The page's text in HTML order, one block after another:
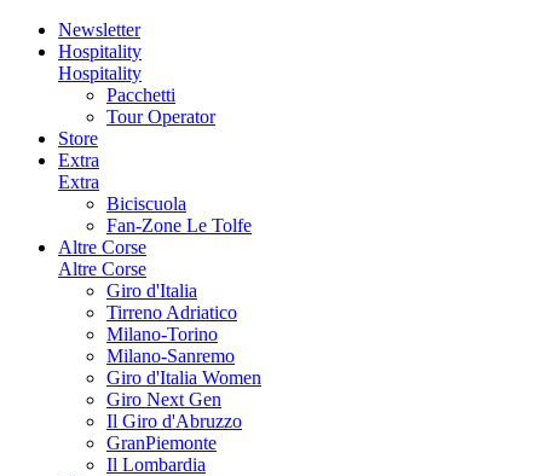
Newsletter
Hospitality
Hospitality
Pacchetti
Tour Operator
Store
Extra
Extra
Biciscuola
Fan-Zone Le Tolfe
Altre Corse
Altre Corse
Giro d'Italia
Tirreno Adriatico
Milano-Torino
Milano-Sanremo
Giro d'Italia Women
Giro Next Gen
Il Giro d'Abruzzo
GranPiemonte
Il Lombardia